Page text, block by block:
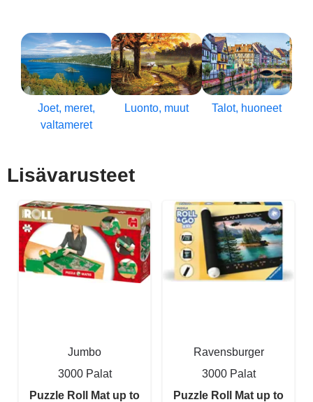
Joet, meret,
valtameret
Luonto, muut Talot, huoneet
Lisävarusteet
Jumbo
3000 Palat
Puzzle Roll Mat up to
Ravensburger
3000 Palat
Puzzle Roll Mat up to